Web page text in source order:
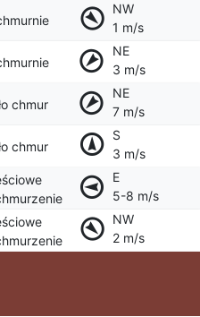
NW
1 m/s
NE
3 m/s
chmur
NE
7 m/s
chmur
S
3 m/s
E
5-8 m/s
NW
2 m/s